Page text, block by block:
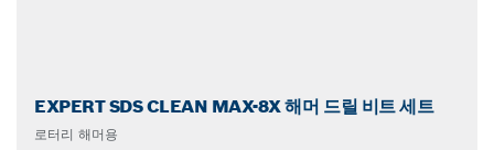
EXPERT SDS CLEAN MAX-8X 해머 드릴 비트 세트
로터리 해머용